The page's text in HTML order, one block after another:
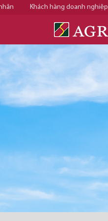
Khách hàng doanh nghiệp